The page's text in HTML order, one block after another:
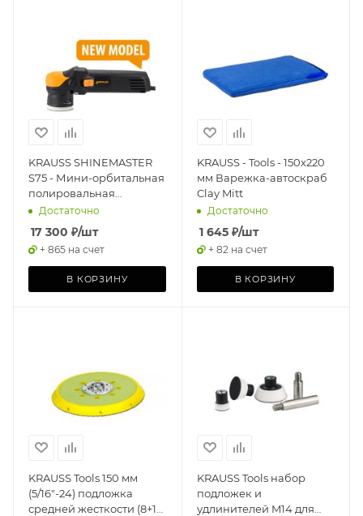
KRAUSS SHINEMASTER
S75 - Мини-орбитальная
полировальная
машинка
Достаточно
17 300 ₽/шт
+ 865 на счет
В КОРЗИНУ
KRAUSS - Tools - 150x220
мм Варежка-автоскраб
Clay Mitt
Достаточно
1 645₽/шт
+ 82 на счет
В КОРЗИНУ
KRAUSS Tools 150 мм
(5/16"-24) подложка
средней жесткости (8+1
KRAUSS Tools набор
подложек и
удлинителей M14 для